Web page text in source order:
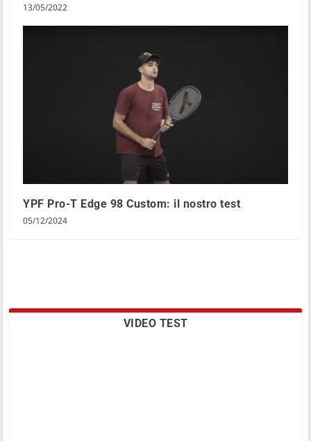
13/05/2022
YPF Pro-T Edge 98 Custom: il nostro test
05/12/2024
VIDEO TEST